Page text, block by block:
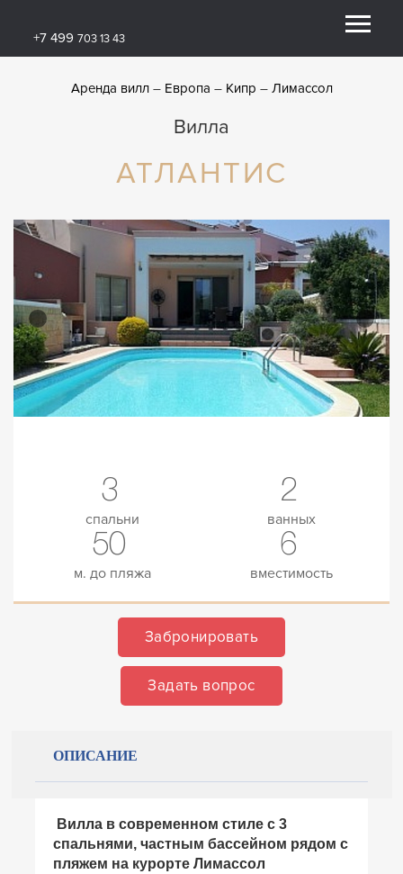
+7 499 703 13 43
Аренда вилл Европа Кипр Лимассол
Вилла
АТЛАНТИС
3
спальни
2
ванных
50
м. до пляжа
6
вместимость
Забронировать
Задать вопрос
ОПИСАНИЕ
Вилла в современном стиле с 3
спальнями, частным бассейном рядом с
пляжем на курорте Лимассол